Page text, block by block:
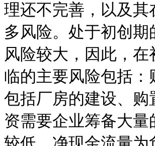
理还不完善，以及
多风险。处于初创
风险较大，因此，
临的主要风险包括
包括厂房的建设、
资需要企业筹备大